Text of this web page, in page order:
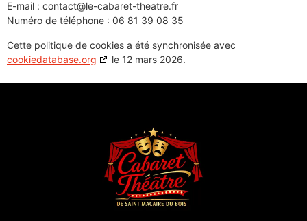
E-mail : contact@le-cabaret-theatre.fr
Numéro de téléphone : 06 81 39 08 35
Cette politique de cookies a été synchronisée avec
cookiedatabase.org
le 12 mars 2026.